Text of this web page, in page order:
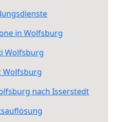
in Wolfsburg
Wolfsburg
Wolfsburg
nach Isserstedt